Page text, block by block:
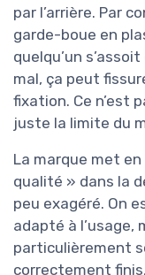
par l’arrière. Par
garde-boue en
quelqu’un
mal, ça peut
fixation. Ce n’est
juste la limite du
La marque met
qualité » dans la
peu exagéré. On
adapté à l’usage,
particulièrement
correctement